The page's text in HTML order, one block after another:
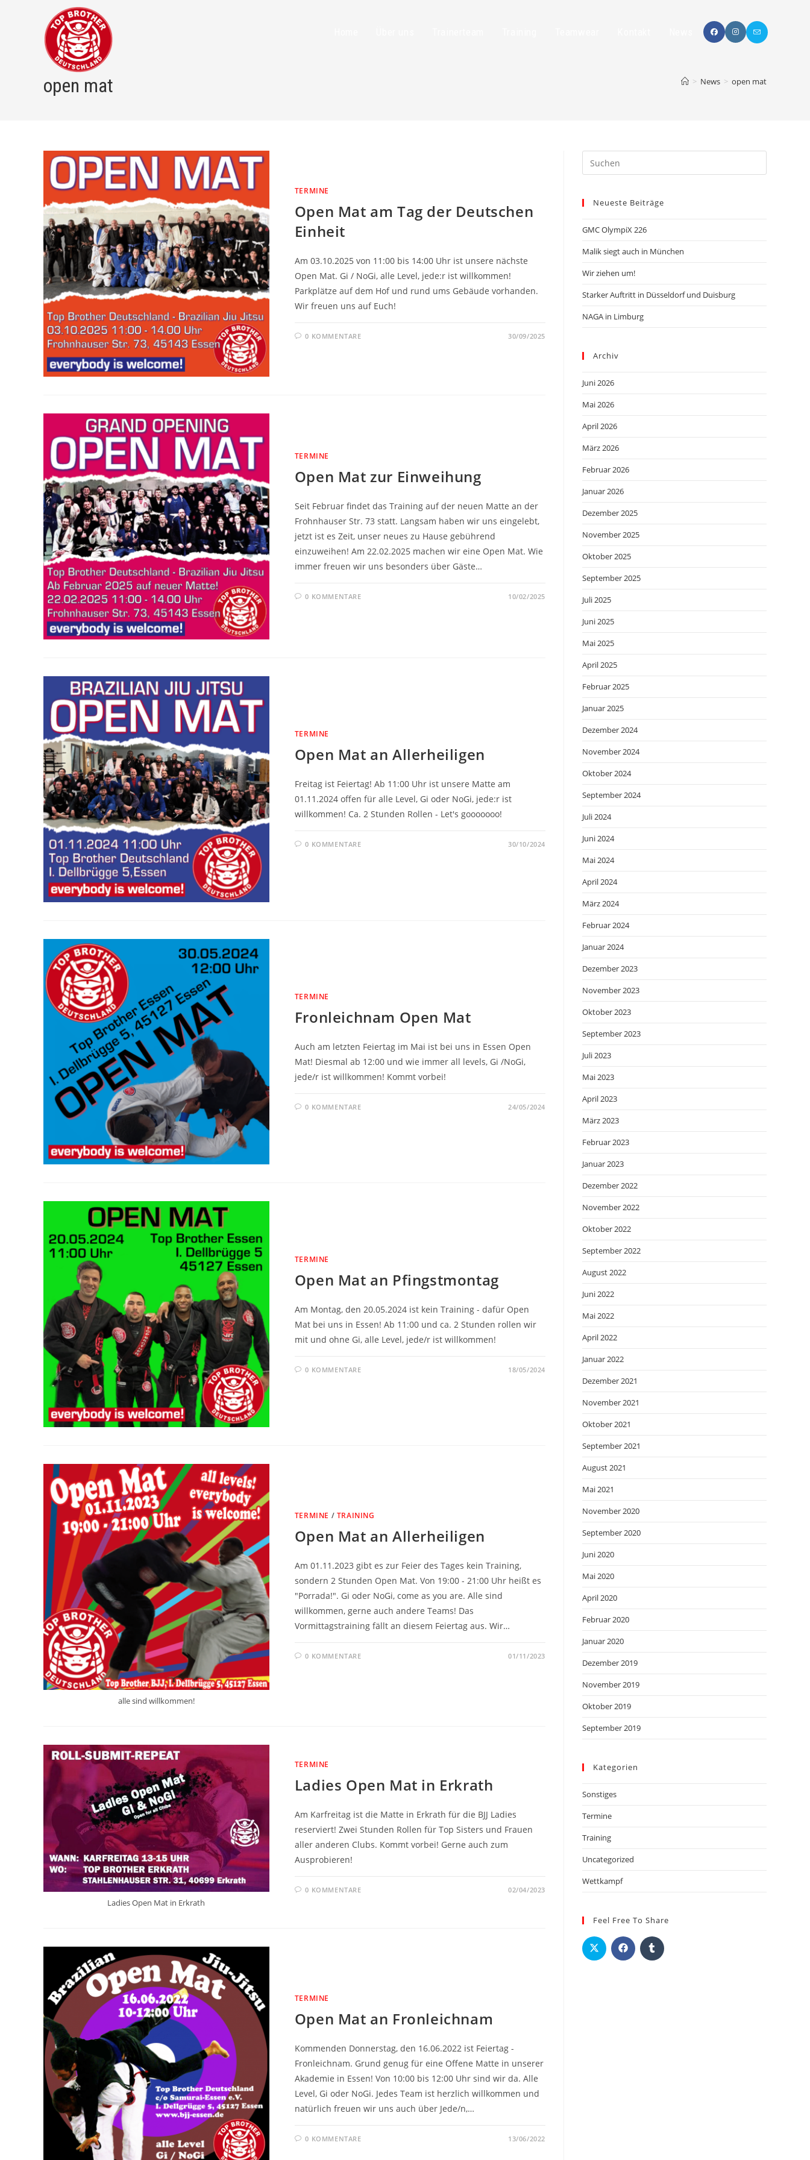
open mat > News > open mat
TERMINE
Open Mat am Tag der Deutschen
Einheit
Am 03.10.2025 von 11:00 bis 14:00 Uhr ist unsere nächste
Open Mat. Gi / NoGi, alle Level, jede:r ist willkommen!
Parkplätze auf dem Hof und rund ums Gebäude vorhanden.
Wir freuen uns auf Euch!
0 KOMMENTARE 30/09/2025
TERMINE
Open Mat zur Einweihung
Seit Februar findet das Training auf der neuen Matte an der
Frohnhauser Str. 73 statt. Langsam haben wir uns eingelebt,
jetzt ist es Zeit, unser neues zu Hause gebührend
einzuweihen! Am 22.02.2025 machen wir eine Open Mat. Wie
immer freuen wir uns besonders über Gäste…
0 KOMMENTARE 10/02/2025
TERMINE
Open Mat an Allerheiligen
Freitag ist Feiertag! Ab 11:00 Uhr ist unsere Matte am
01.11.2024 offen für alle Level, Gi oder NoGi, jede:r ist
willkommen! Ca. 2 Stunden Rollen - Let's gooooooo!
0 KOMMENTARE 30/10/2024
TERMINE
Fronleichnam Open Mat
Auch am letzten Feiertag im Mai ist bei uns in Essen Open
Mat! Diesmal ab 12:00 und wie immer all levels, Gi /NoGi,
jede/r ist willkommen! Kommt vorbei!
0 KOMMENTARE 24/05/2024
TERMINE
Open Mat an Pfingstmontag
Am Montag, den 20.05.2024 ist kein Training - dafür Open
Mat bei uns in Essen! Ab 11:00 und ca. 2 Stunden rollen wir
mit und ohne Gi, alle Level, jede/r ist willkommen!
0 KOMMENTARE 18/05/2024
alle sind willkommen!
TERMINE / TRAINING
Open Mat an Allerheiligen
Am 01.11.2023 gibt es zur Feier des Tages kein Training,
sondern 2 Stunden Open Mat. Von 19:00 - 21:00 Uhr heißt es
"Porrada!". Gi oder NoGi, come as you are. Alle sind
willkommen, gerne auch andere Teams! Das
Vormittagstraining fällt an diesem Feiertag aus. Wir…
0 KOMMENTARE 01/11/2023
Ladies Open Mat in Erkrath
TERMINE
Ladies Open Mat in Erkrath
Am Karfreitag ist die Matte in Erkrath für die BJJ Ladies
reserviert! Zwei Stunden Rollen für Top Sisters und Frauen
aller anderen Clubs. Kommt vorbei! Gerne auch zum
Ausprobieren!
0 KOMMENTARE 02/04/2023
TERMINE
Open Mat an Fronleichnam
Kommenden Donnerstag, den 16.06.2022 ist Feiertag -
Fronleichnam. Grund genug für eine Offene Matte in unserer
Akademie in Essen! Von 10:00 bis 12:00 Uhr sind wir da. Alle
Level, Gi oder NoGi. Jedes Team ist herzlich willkommen und
natürlich freuen wir uns auch über Jede/n,…
0 KOMMENTARE 13/06/2022
Neueste Beiträge
GMC OlympiX 226
Malik siegt auch in München
Wir ziehen um!
Starker Auftritt in Düsseldorf und Duisburg
NAGA in Limburg
Archiv
Juni 2026
Mai 2026
April 2026
März 2026
Februar 2026
Januar 2026
Dezember 2025
November 2025
Oktober 2025
September 2025
Juli 2025
Juni 2025
Mai 2025
April 2025
Februar 2025
Januar 2025
Dezember 2024
November 2024
Oktober 2024
September 2024
Juli 2024
Juni 2024
Mai 2024
April 2024
März 2024
Februar 2024
Januar 2024
Dezember 2023
November 2023
Oktober 2023
September 2023
Juli 2023
Mai 2023
April 2023
März 2023
Februar 2023
Januar 2023
Dezember 2022
November 2022
Oktober 2022
September 2022
August 2022
Juni 2022
Mai 2022
April 2022
Januar 2022
Dezember 2021
November 2021
Oktober 2021
September 2021
August 2021
Mai 2021
November 2020
September 2020
Juni 2020
Mai 2020
April 2020
Februar 2020
Januar 2020
Dezember 2019
November 2019
Oktober 2019
September 2019
Kategorien
Sonstiges
Termine
Training
Uncategorized
Wettkampf
Feel Free To Share